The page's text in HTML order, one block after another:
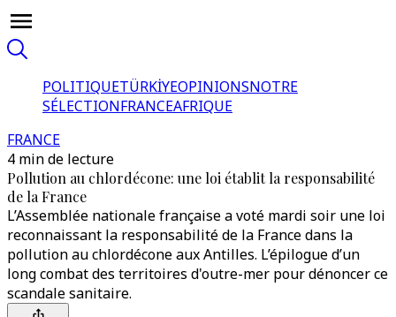
POLITIQUETÜRKİYEOPINIONSNOTRE
SÉLECTIONFRANCEAFRIQUE
FRANCE
4 min de lecture
Pollution au chlordécone: une loi établit la responsabilité
de la France
L’Assemblée nationale française a voté mardi soir une loi
reconnaissant la responsabilité de la France dans la
pollution au chlordécone aux Antilles. L’épilogue d’un
long combat des territoires d'outre-mer pour dénoncer ce
scandale sanitaire.